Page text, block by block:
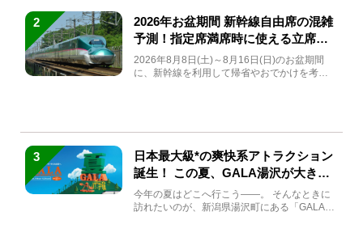
2
2026年お盆期間 新幹線自由席の混雑
予測！指定席満席時に使える立席特
急券も解説
2026年8月8日(土)～8月16日(日)のお盆期間
に、新幹線を利用して帰省やおでかけを考え
3
日本最大級*の爽快系アトラクション
誕生！ この夏、GALA湯沢が大きく
生まれ変わる
今年の夏はどこへ行こう――。 そんなときに
訪れたいのが、新潟県湯沢町にある「GALA湯